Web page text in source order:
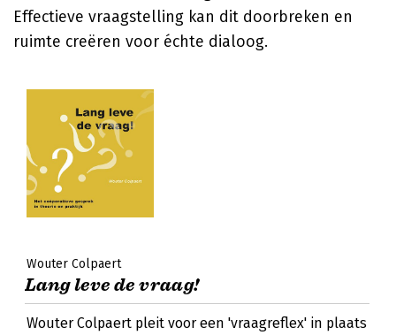
Effectieve vraagstelling kan dit doorbreken en
ruimte creëren voor échte dialoog.
Wouter Colpaert
Lang leve de vraag!
Wouter Colpaert pleit voor een 'vraagreflex' in plaats